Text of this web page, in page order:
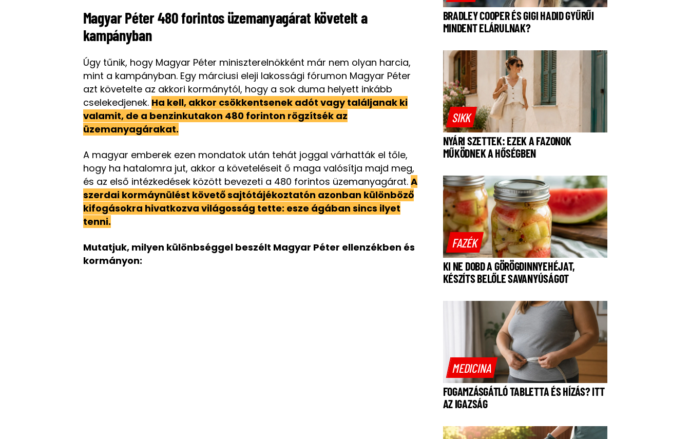
Magyar Péter 480 forintos üzemanyagárat követelt a
kampányban
Úgy tűnik, hogy Magyar Péter miniszterelnökként már nem olyan harcia,
mint a kampányban. Egy márciusi eleji lakossági fórumon Magyar Péter
azt követelte az akkori kormánytól, hogy a sok duma helyett inkább
cselekedjenek. Ha kell, akkor csökkentsenek adót vagy találjanak ki
valamit, de a benzinkutakon 480 forinton rögzítsék az
üzemanyagárakat.
A magyar emberek ezen mondatok után tehát joggal várhatták el tőle,
hogy ha hatalomra jut, akkor a követeléseit ő maga valósítja majd meg,
és az első intézkedések között bevezeti a 480 forintos üzemanyagárat. A
szerdai kormáynülést követő sajtótájékoztatón azonban különböző
kifogásokra hivatkozva világosság tette: esze ágában sincs ilyet
tenni.
Mutatjuk, milyen különbséggel beszélt Magyar Péter ellenzékben és
kormányon:
BRADLEY COOPER ÉS GIGI HADID GYŰRŰI
MINDENT ELÁRULNAK?
SIKK
NYÁRI SZETTEK: EZEK A FAZONOK
MŰKÖDNEK A HŐSÉGBEN
FAZÉK
KI NE DOBD A GÖRÖGDINNYEHÉJAT,
KÉSZÍTS BELŐLE SAVANYÚSÁGOT
MEDICINA
FOGAMZÁSGÁTLÓ TABLETTA ÉS HÍZÁS? ITT
AZ IGAZSÁG